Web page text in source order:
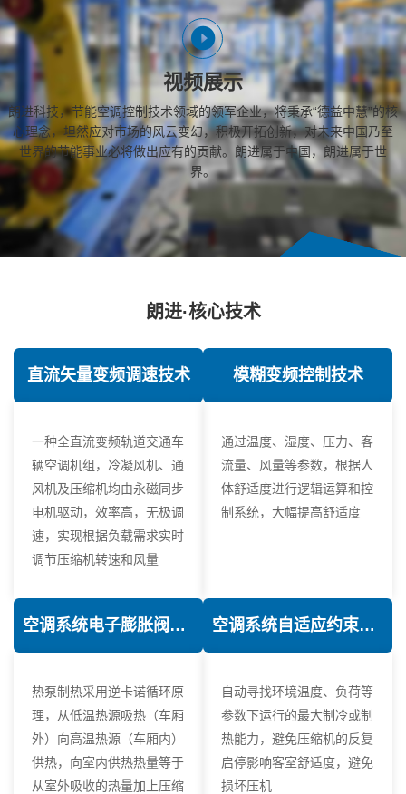
视频展示
朗进科技，节能空调控制技术领域的领军企业，将秉承“德益中慧”的核
心理念，坦然应对市场的风云变幻，积极开拓创新，对未来中国乃至
世界的节能事业必将做出应有的贡献。朗进属于中国，朗进属于世
界。
朗进·核心技术
直流矢量变频调速技术
一种全直流变频轨道交通车
辆空调机组，冷凝风机、通
风机及压缩机均由永磁同步
电机驱动，效率高，无极调
速，实现根据负载需求实时
调节压缩机转速和风量
模糊变频控制技术
通过温度、湿度、压力、客
流量、风量等参数，根据人
体舒适度进行逻辑运算和控
制系统，大幅提高舒适度
空调系统电子膨胀阀热力学优化技术
热泵制热采用逆卡诺循环原
理，从低温热源吸热（车厢
外）向高温热源（车厢内）
供热，向室内供热热量等于
从室外吸收的热量加上压缩
空调系统自适应约束控制技术
自动寻找环境温度、负荷等
参数下运行的最大制冷或制
热能力，避免压缩机的反复
启停影响客室舒适度，避免
损坏压机